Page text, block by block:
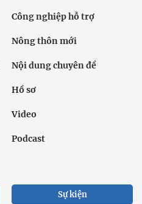
Công nghiệp hỗ trợ
Nông thôn mới
Nội dung chuyên đề
Hồ sơ
Video
Podcast
Sự kiện